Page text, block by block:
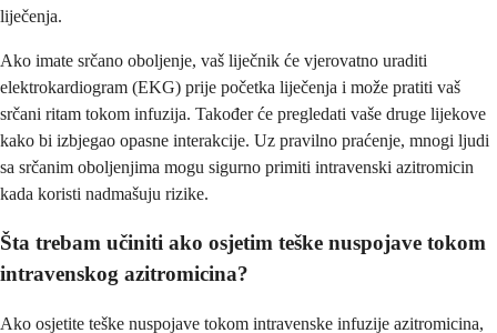
liječenja.
Ako imate srčano oboljenje, vaš liječnik će vjerovatno uraditi
elektrokardiogram (EKG) prije početka liječenja i može pratiti vaš
srčani ritam tokom infuzija. Također će pregledati vaše druge lijekove
kako bi izbjegao opasne interakcije. Uz pravilno praćenje, mnogi ljudi
sa srčanim oboljenjima mogu sigurno primiti intravenski azitromicin
kada koristi nadmašuju rizike.
Šta trebam učiniti ako osjetim teške nuspojave tokom
intravenskog azitromicina?
Ako osjetite teške nuspojave tokom intravenske infuzije azitromicina,